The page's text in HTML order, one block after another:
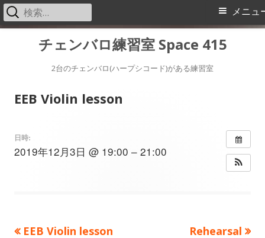
チェンバロ練習室 Space 415
2台のチェンバロ(ハープシコード)がある練習室
メ
メニュ
検
索:
EEB Violin lesson
日時:
2019年12月3日 @ 19:00 – 21:00
前
EEB Violin lesson
次
Rehearsal